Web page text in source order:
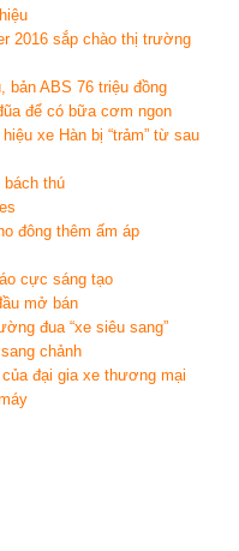
2016 sắp chào thị trường
bản ABS 76 triệu đồng
để có bữa cơm ngon
xe Hàn bị “trảm” từ sau
thú
đông thêm ấm áp
cực sáng tạo
mở bán
đua “xe siêu sang”
chảnh
đại gia xe thương mại